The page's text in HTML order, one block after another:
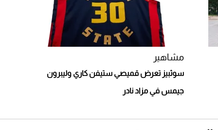
أغلى 10 عطور في العالم للرجال تمنحك فخامة
استثنائية
"بوجاتي ميسترال" الاستثنائية للبيع في مزاد
مونتيري
مشاهير
سوثبيز تعرض قميصي ستيفن كاري وليبرون
جيمس في مزاد نادر